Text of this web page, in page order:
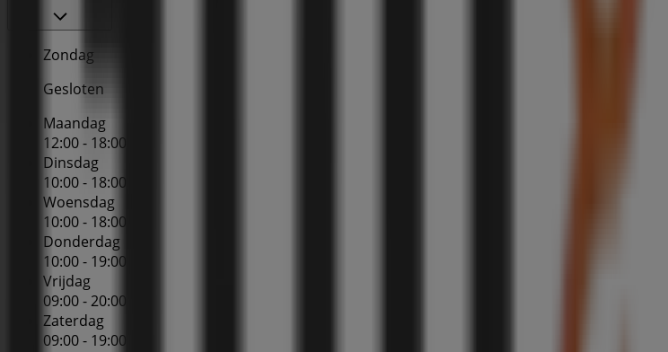
Zondag
Gesloten
Maandag
12:00 - 18:00
Dinsdag
10:00 - 18:00
Woensdag
10:00 - 18:00
Donderdag
10:00 - 19:00
Vrijdag
09:00 - 20:00
Zaterdag
09:00 - 19:00